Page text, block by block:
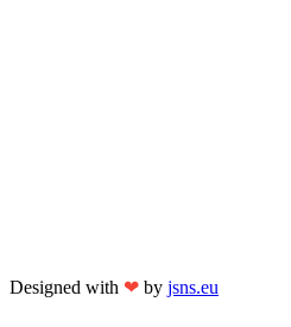
Designed with ❤ by jsns.eu